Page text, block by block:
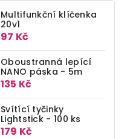
Multifunkční klíčenka
20v1
97 Kč
Oboustranná lepící
NANO páska - 5m
135 Kč
Svítící tyčinky
Lightstick - 100 ks
179 Kč